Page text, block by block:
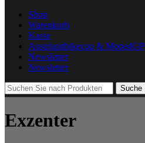
Shop
Warenkorb
Kasse
Austriapitbikecup & MopedGP
Newsletter
Newsletter
Suche
Exzenter